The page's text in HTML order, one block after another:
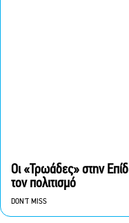
Οι «Τρωάδες» στην
τον πολιτισμό
DON'T MISS